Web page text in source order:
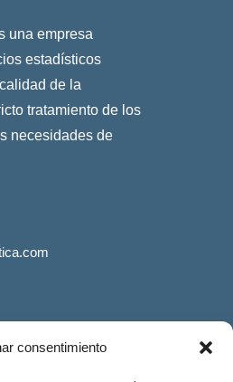
consentimiento
una empresa
estadísticos
de la
tratamiento de los
necesidades de